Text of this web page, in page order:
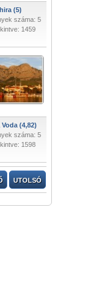
(5)
száma: 5
1459
(4,82)
száma: 5
1598
UTOLSÓ